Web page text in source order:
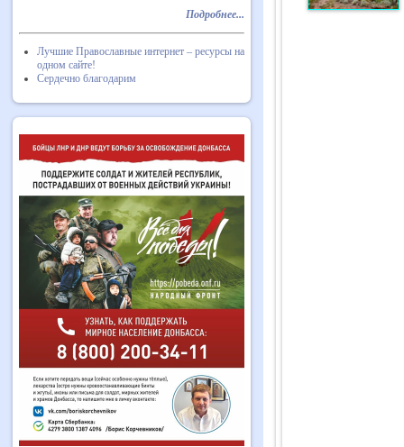
Подробнее...
Лучшие Православные интернет – ресурсы на
одном сайте!
Сердечно благодарим